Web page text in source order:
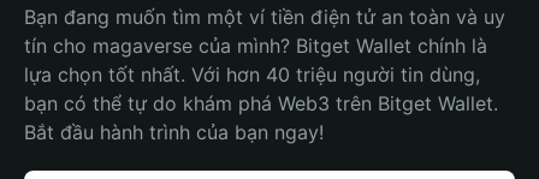
Bạn đang muốn tìm một ví tiền điện tử an toàn và uy
tín cho magaverse của mình? Bitget Wallet chính là
lựa chọn tốt nhất. Với hơn 40 triệu người tin dùng,
bạn có thể tự do khám phá Web3 trên Bitget Wallet.
Bắt đầu hành trình của bạn ngay!